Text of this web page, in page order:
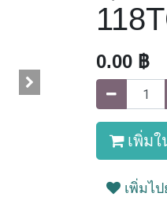
0.00 ฿
เพิ่ม
เพิ่มไ